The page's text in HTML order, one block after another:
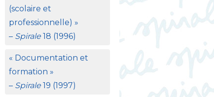
(scolaire et
professionnelle) »
– Spirale18 (1996)
« Documentation et
formation »
– Spirale19 (1997)